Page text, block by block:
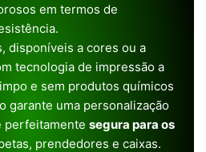
em termos de
disponíveis a cores ou a
tecnologia de impressão a
e sem produtos químicos
garante uma personalização
perfeitamente segura para os
prendedores e caixas.